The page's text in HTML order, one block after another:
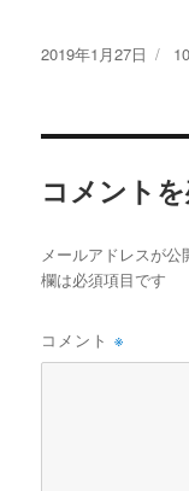
投
2019年1月27日
フ
イ
コメント
メールアドレスが公
欄は必須項目です
コメント※